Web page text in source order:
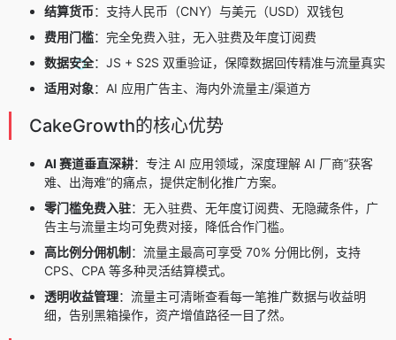
结算货币：支持人民币（CNY）与美元（USD）双钱包
费用门槛：完全免费入驻，无入驻费及年度订阅费
数据安全：JS + S2S 双重验证，保障数据回传精准与流量真实
适用对象：AI 应用广告主、海内外流量主/渠道方
CakeGrowth的核心优势
AI 赛道垂直深耕：专注 AI 应用领域，深度理解 AI 厂商”获客
难、出海难”的痛点，提供定制化推广方案。
零门槛免费入驻：无入驻费、无年度订阅费、无隐藏条件，广
告主与流量主均可免费对接，降低合作门槛。
高比例分佣机制 ：流量主最高可享受 70% 分佣比例，支持
CPS、CPA 等多种灵活结算模式。
透明收益管理：流量主可清晰查看每一笔推广数据与收益明
细，告别黑箱操作，资产增值路径一目了然。